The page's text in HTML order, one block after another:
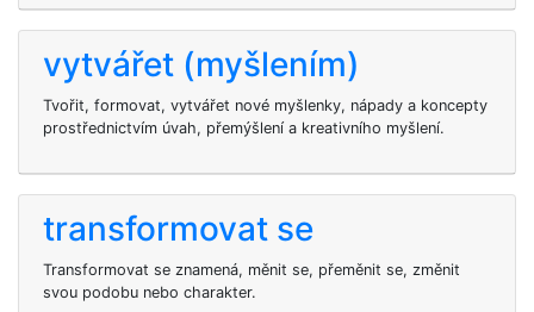
vytvářet (myšlením)
Tvořit, formovat, vytvářet nové myšlenky, nápady a koncepty
prostřednictvím úvah, přemýšlení a kreativního myšlení.
transformovat se
Transformovat se znamená, měnit se, přeměnit se, změnit
svou podobu nebo charakter.